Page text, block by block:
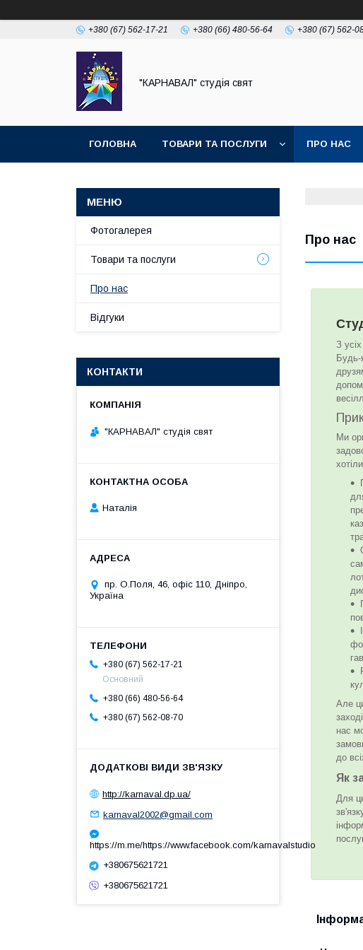
+380 (67) 562-17-21 +380 (66) 480-56-64 +380 (67) 562-
"КАРНАВАЛ" студія свят
ГОЛОВНА ТОВАРИ ТА ПОСЛУГИ ПРО НАС
Про нас
З
Будь-
Ми
Але
нас
до
Як
Для
Фотогалерея
Товари та послуги
Про нас
Відгуки
КОНТАКТИ
"КАРНАВАЛ" студія свят
Наталія
пр. О.Поля, 46, офіс 110, Дніпро,
Україна
+380 (67) 562-17-21
Основний
+380 (66) 480-56-64
+380 (67) 562-08-70
http://karnaval.dp.ua/
karnaval2002@gmail.com
https://m.me/https://www.facebook.com/karnavalstudio
+380675621721
+380675621721